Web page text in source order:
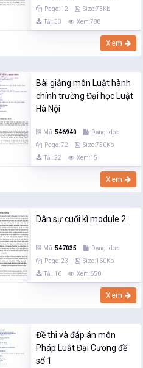
Page: 12
Size:73Kb
Tải: 33
Xem:788
Xem
Bài giảng môn Luật hành
chính trường Đại học Luật
Hà Nội
Mã:546940
Dạng:.doc
Page: 72
Size:750Kb
Tải: 22
Xem:15
Xem
Dân sự cuối kì module 2
Mã:547035
Dạng:.doc
Page: 23
Size:160Kb
Tải: 16
Xem:650
Xem
Đề thi và đáp án môn
Pháp Luật Đại Cương đề
số 1